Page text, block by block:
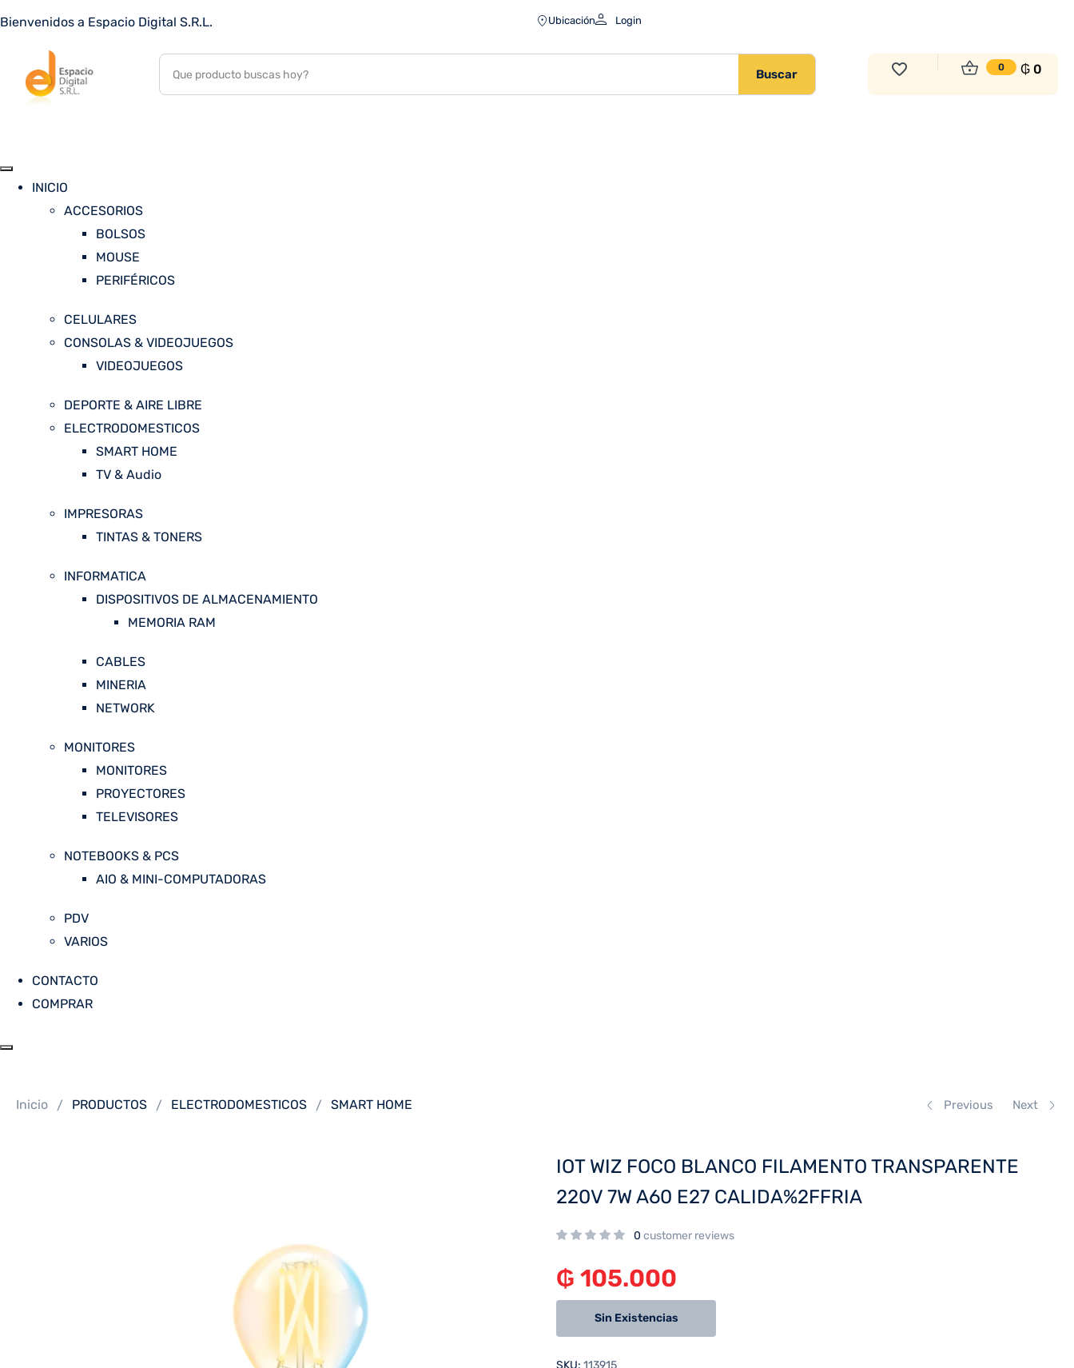
Bienvenidos a Espacio Digital S.R.L. Ubicación Login
Buscar
0 ₲0
INICIO
ACCESORIOS
BOLSOS
MOUSE
PERIFÉRICOS
CELULARES
CONSOLAS & VIDEOJUEGOS
VIDEOJUEGOS
DEPORTE & AIRE LIBRE
ELECTRODOMESTICOS
SMART HOME
TV & Audio
IMPRESORAS
TINTAS & TONERS
INFORMATICA
DISPOSITIVOS DE ALMACENAMIENTO
MEMORIA RAM
CABLES
MINERIA
NETWORK
MONITORES
MONITORES
PROYECTORES
TELEVISORES
NOTEBOOKS & PCS
AIO & MINI-COMPUTADORAS
PDV
VARIOS
CONTACTO
COMPRAR
Inicio PRODUCTOS ELECTRODOMESTICOS SMART HOME Previous Next
IOT WIZ FOCO BLANCO FILAMENTO TRANSPARENTE
220V 7W A60 E27 CALIDA%2FFRIA
0 customer reviews
₲ 105.000
Sin Existencias
SKU: 113915